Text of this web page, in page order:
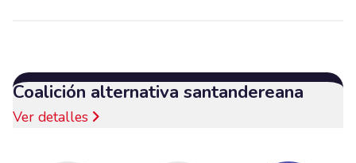
Coalición alternativa santandereana
Ver detalles